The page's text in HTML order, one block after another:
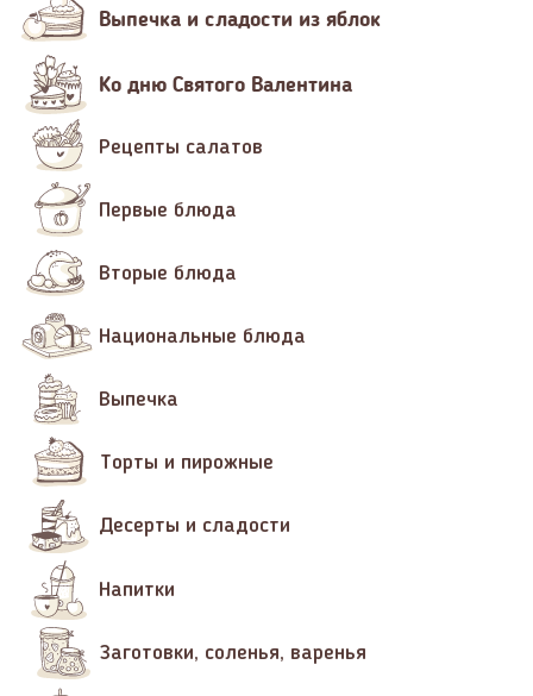
Выпечка и сладости из яблок
Ко дню Святого Валентина
Рецепты салатов
Первые блюда
Вторые блюда
Национальные блюда
Выпечка
Торты и пирожные
Десерты и сладости
Напитки
Заготовки, соленья, варенья